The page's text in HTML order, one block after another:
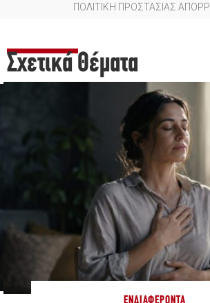
ΠΟΛΙΤΙΚΗ ΠΡΟΣΤΑΣΙΑΣ
Σχετικά Θέματα
ΕΝΔΙΑΦΈΡΟΝΤΑ